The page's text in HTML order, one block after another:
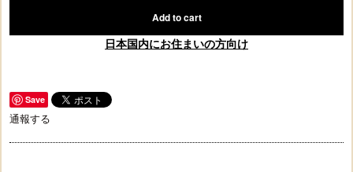
Add to cart
日本国内にお住まいの方向け
Save
通報する